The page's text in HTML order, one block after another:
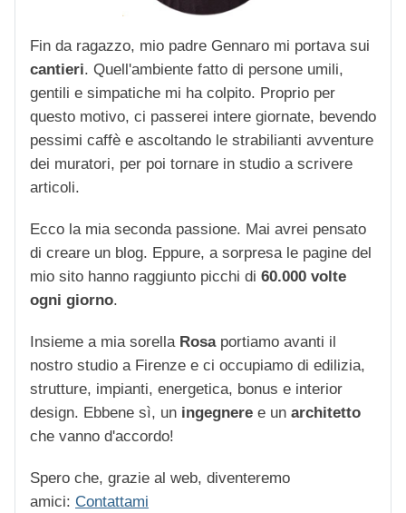
Fin da ragazzo, mio padre Gennaro mi portava sui
cantieri. Quell'ambiente fatto di persone umili,
gentili e simpatiche mi ha colpito. Proprio per
questo motivo, ci passerei intere giornate, bevendo
pessimi caffè e ascoltando le strabilianti avventure
dei muratori, per poi tornare in studio a scrivere
articoli.
Ecco la mia seconda passione. Mai avrei pensato
di creare un blog. Eppure, a sorpresa le pagine del
mio sito hanno raggiunto picchi di 60.000 volte
ogni giorno.
Insieme a mia sorella Rosaportiamo avanti il
nostro studio a Firenze e ci occupiamo di edilizia,
strutture, impianti, energetica, bonus e interior
design. Ebbene sì, un ingegnere e un architetto
che vanno d'accordo!
Spero che, grazie al web, diventeremo
amici: Contattami